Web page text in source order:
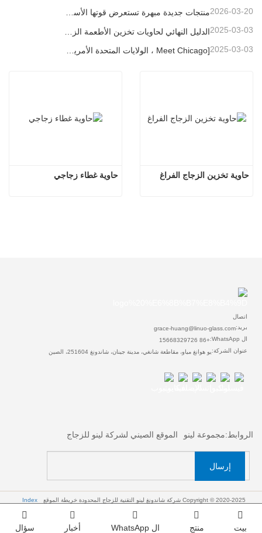
منتجات جديدة مبهرة تستعرض قوتها الأساسية | إطلاق زجاج لينو الخاص في معرض أمبيانتي فرانكفورت 2026-03-20
2025-03-03
2025-03-03
حاوية غطاء زجاجي حاوية تخزين الزجاج الفراغ
اتصال
بريد:grace-huang@linuo-glass.com
ال WhatsApp:
+86 15668329726
عنوان الشركة:يو هوانغ مياو، مقاطعة شانغي، مدينة جينان، شاندونغ 251604، الصين
الروابط:مجموعة لينو الموقع الصيني لشركة لينو للزجاج
إرسال
Copyright © 2020-2025 شركة شاندونغ لينو التقنية للزجاج المحدودة خريطة الموقع Index
بيت منتج ال WhatsApp أخبار سؤال